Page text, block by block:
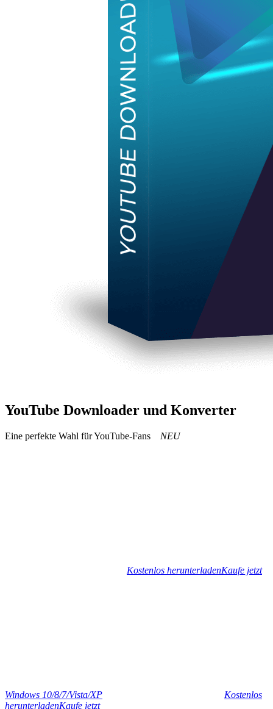
YouTube Downloader und Konverter
Eine perfekte Wahl für YouTube-Fans NEU
Kostenlos herunterladenKaufe jetzt
Windows 10/8/7/Vista/XP
Kostenlos
herunterladenKaufe jetzt